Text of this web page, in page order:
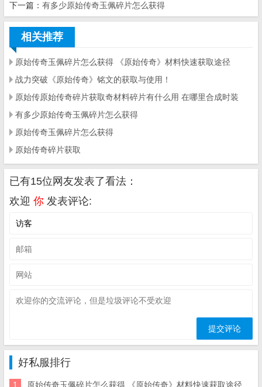
下一篇： 有多少原始传奇玉佩碎片怎么获得
相关推荐
原始传奇玉佩碎片怎么获得 《原始传奇》材料快速获取途径
战力突破《原始传奇》铭文的获取与使用！
原始传原始传奇碎片获取奇材料碎片有什么用 在哪里合成时装
有多少原始传奇玉佩碎片怎么获得
原始传奇玉佩碎片怎么获得
原始传奇碎片获取
已有15位网友发表了看法：
欢迎 你 发表评论:
好私服排行
1 原始传奇玉佩碎片怎么获得 《原始传奇》材料快速获取途径